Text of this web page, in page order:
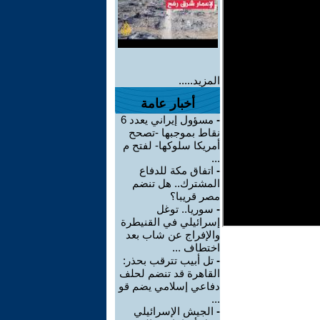
المزيد.....
أخبار عامة
-
مسؤول إيراني يعدد 6
نقاط بموجبها -تصحح
أمريكا سلوكها- لفتح م
...
- اتفاق مكة للدفاع
المشترك.. هل تنضم
مصر قريبا؟
- سوريا.. توغل
إسرائيلي في القنيطرة
والإفراج عن شاب بعد
اختطاف ...
- تل أبيب تترقب بحذر:
القاهرة قد تنضم لحلف
دفاعي إسلامي يضم قو
...
- الجيش الإسرائيلي